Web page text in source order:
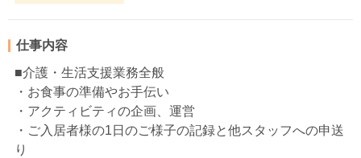
仕事内容
■介護・生活支援業務全般
・お食事の準備やお手伝い
・アクティビティの企画、運営
・ご入居者様の1日のご様子の記録と他スタッフへの申送
り